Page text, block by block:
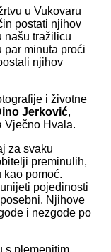
u Vukovaru
postati njihov
našu tražilicu
par minuta proći
njihov
i životne
Jerković,
Vječno Hvala.
za svaku
preminulih,
kao pomoć.
pojedinosti
Njihove
i nezgode po